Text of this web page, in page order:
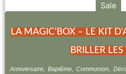
Sale
LA MAGIC’BOX – LE KIT
BRILLER LES
Anniversaire, Baptême, Communion,